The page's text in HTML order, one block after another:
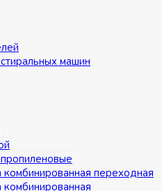
машин
переходная